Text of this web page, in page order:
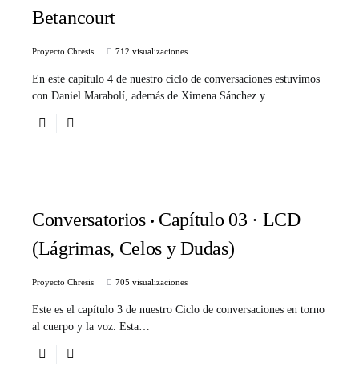
Betancourt
Proyecto Chresis 712 visualizaciones
En este capitulo 4 de nuestro ciclo de conversaciones estuvimos
con Daniel Marabolí, además de Ximena Sánchez y…
Conversatorios
Capítulo 03 · LCD
(Lágrimas, Celos y Dudas)
Proyecto Chresis 705 visualizaciones
Este es el capítulo 3 de nuestro Ciclo de conversaciones en torno
al cuerpo y la voz. Esta…